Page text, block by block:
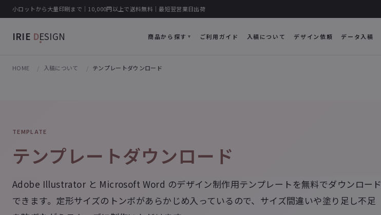
小ロットから大量印刷まで｜10,000円以上で送料無料｜最短翌営業日出荷
IRIE DESIGN 商品から探す ご利用ガイド 入稿について デザイン依頼 データ入稿
HOME 入稿について テンプレートダウンロード
TEMPLATE
テンプレートダウンロード
Adobe Illustrator と Microsoft Word のデザイン制作用テンプレートを無料でダウンロード
できます。定形サイズのトンボがあらかじめ入っているので、サイズ間違いや塗り足し不足